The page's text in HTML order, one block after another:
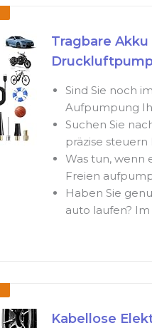
Tragbare
Sind Sie noch
Aufpumpung
Suchen Sie
präzise steuern
Was tun, wenn
Freien
Haben Sie
auto laufen? Im
Kabellose